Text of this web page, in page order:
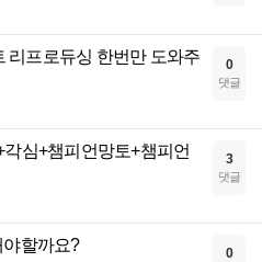
리프로듀싱 한번만 도와주
0
댓글
심+챔피언망토+챔피언
3
댓글
야할까요? 0